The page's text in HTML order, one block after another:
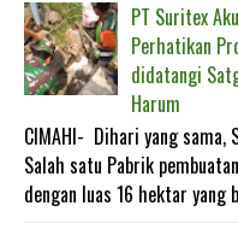
PT Suritex
Perhatikan
didatangi
Harum
CIMAHI- Dihari yang sama,
Salah satu Pabrik
dengan luas 16 hektar yang